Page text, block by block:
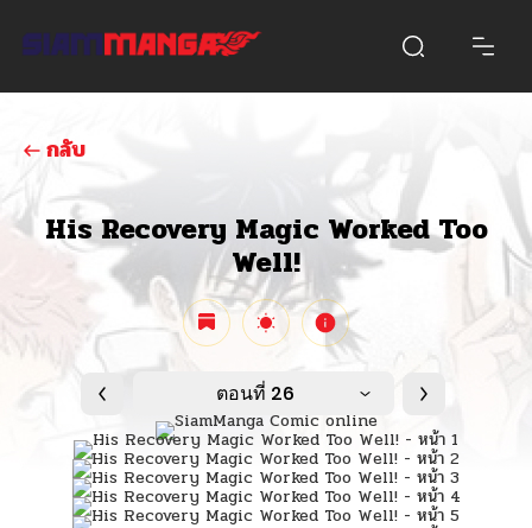
กลับ
His Recovery Magic Worked Too
Well!
ตอนที่ 26